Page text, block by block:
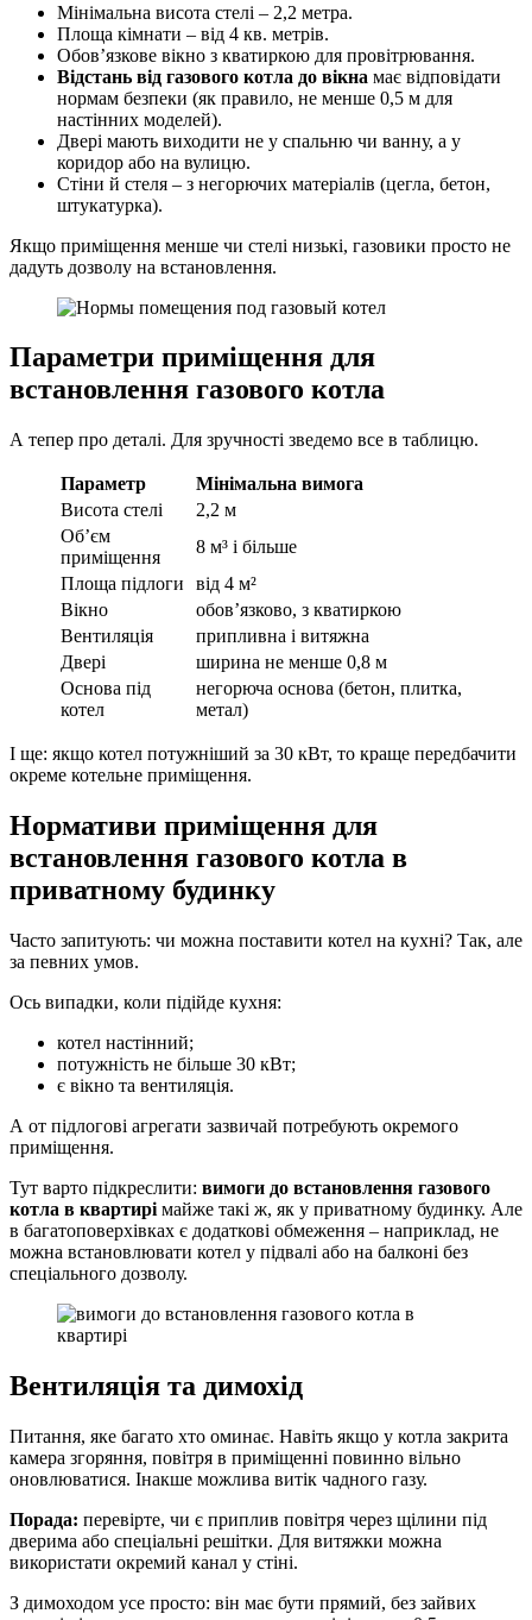
Мінімальна висота стелі – 2,2 метра.
Площа кімнати – від 4 кв. метрів.
Обов’язкове вікно з кватиркою для провітрювання.
Відстань від газового котла до вікна має відповідати
нормам безпеки (як правило, не менше 0,5 м для
настінних моделей).
Двері мають виходити не у спальню чи ванну, а у
коридор або на вулицю.
Стіни й стеля – з негорючих матеріалів (цегла, бетон,
штукатурка).
Якщо приміщення менше чи стелі низькі, газовики просто не
дадуть дозволу на встановлення.
Параметри приміщення для
встановлення газового котла
А тепер про деталі. Для зручності зведемо все в таблицю.
Параметр
Мінімальна вимога
Висота стелі
2,2 м
Об’єм
приміщення
8 м³ і більше
Площа підлоги
від 4 м²
Вікно
обов’язково, з кватиркою
Вентиляція
припливна і витяжна
Двері
ширина не менше 0,8 м
Основа під
котел
негорюча основа (бетон, плитка,
метал)
І ще: якщо котел потужніший за 30 кВт, то краще передбачити
окреме котельне приміщення.
Нормативи приміщення для
встановлення газового котла в
приватному будинку
Часто запитують: чи можна поставити котел на кухні? Так, але
за певних умов.
Ось випадки, коли підійде кухня:
котел настінний;
потужність не більше 30 кВт;
є вікно та вентиляція.
А от підлогові агрегати зазвичай потребують окремого
приміщення.
Тут варто підкреслити: вимоги до встановлення газового
котла в квартирі майже такі ж, як у приватному будинку. Але
в багатоповерхівках є додаткові обмеження – наприклад, не
можна встановлювати котел у підвалі або на балконі без
спеціального дозволу.
Вентиляція та димохід
Питання, яке багато хто оминає. Навіть якщо у котла закрита
камера згоряння, повітря в приміщенні повинно вільно
оновлюватися. Інакше можлива витік чадного газу.
Порада: перевірте, чи є приплив повітря через щілини під
дверима або спеціальні решітки. Для витяжки можна
використати окремий канал у стіні.
З димоходом усе просто: він має бути прямий, без зайвих